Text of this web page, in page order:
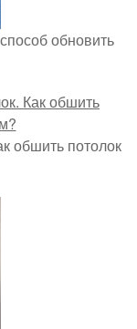
обновить
обшить потолок